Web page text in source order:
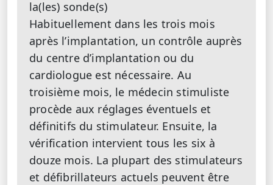
la(les) sonde(s)
Habituellement dans les trois mois
après l’implantation, un contrôle auprès
du centre d’implantation ou du
cardiologue est nécessaire. Au
troisième mois, le médecin stimuliste
procède aux réglages éventuels et
définitifs du stimulateur. Ensuite, la
vérification intervient tous les six à
douze mois. La plupart des stimulateurs
et défibrillateurs actuels peuvent être